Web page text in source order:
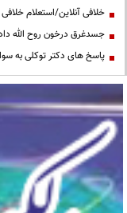
خلافی آنلاین/استعلام
جسدغرق درخون روح الله
پاسخ های دکتر توکلی به